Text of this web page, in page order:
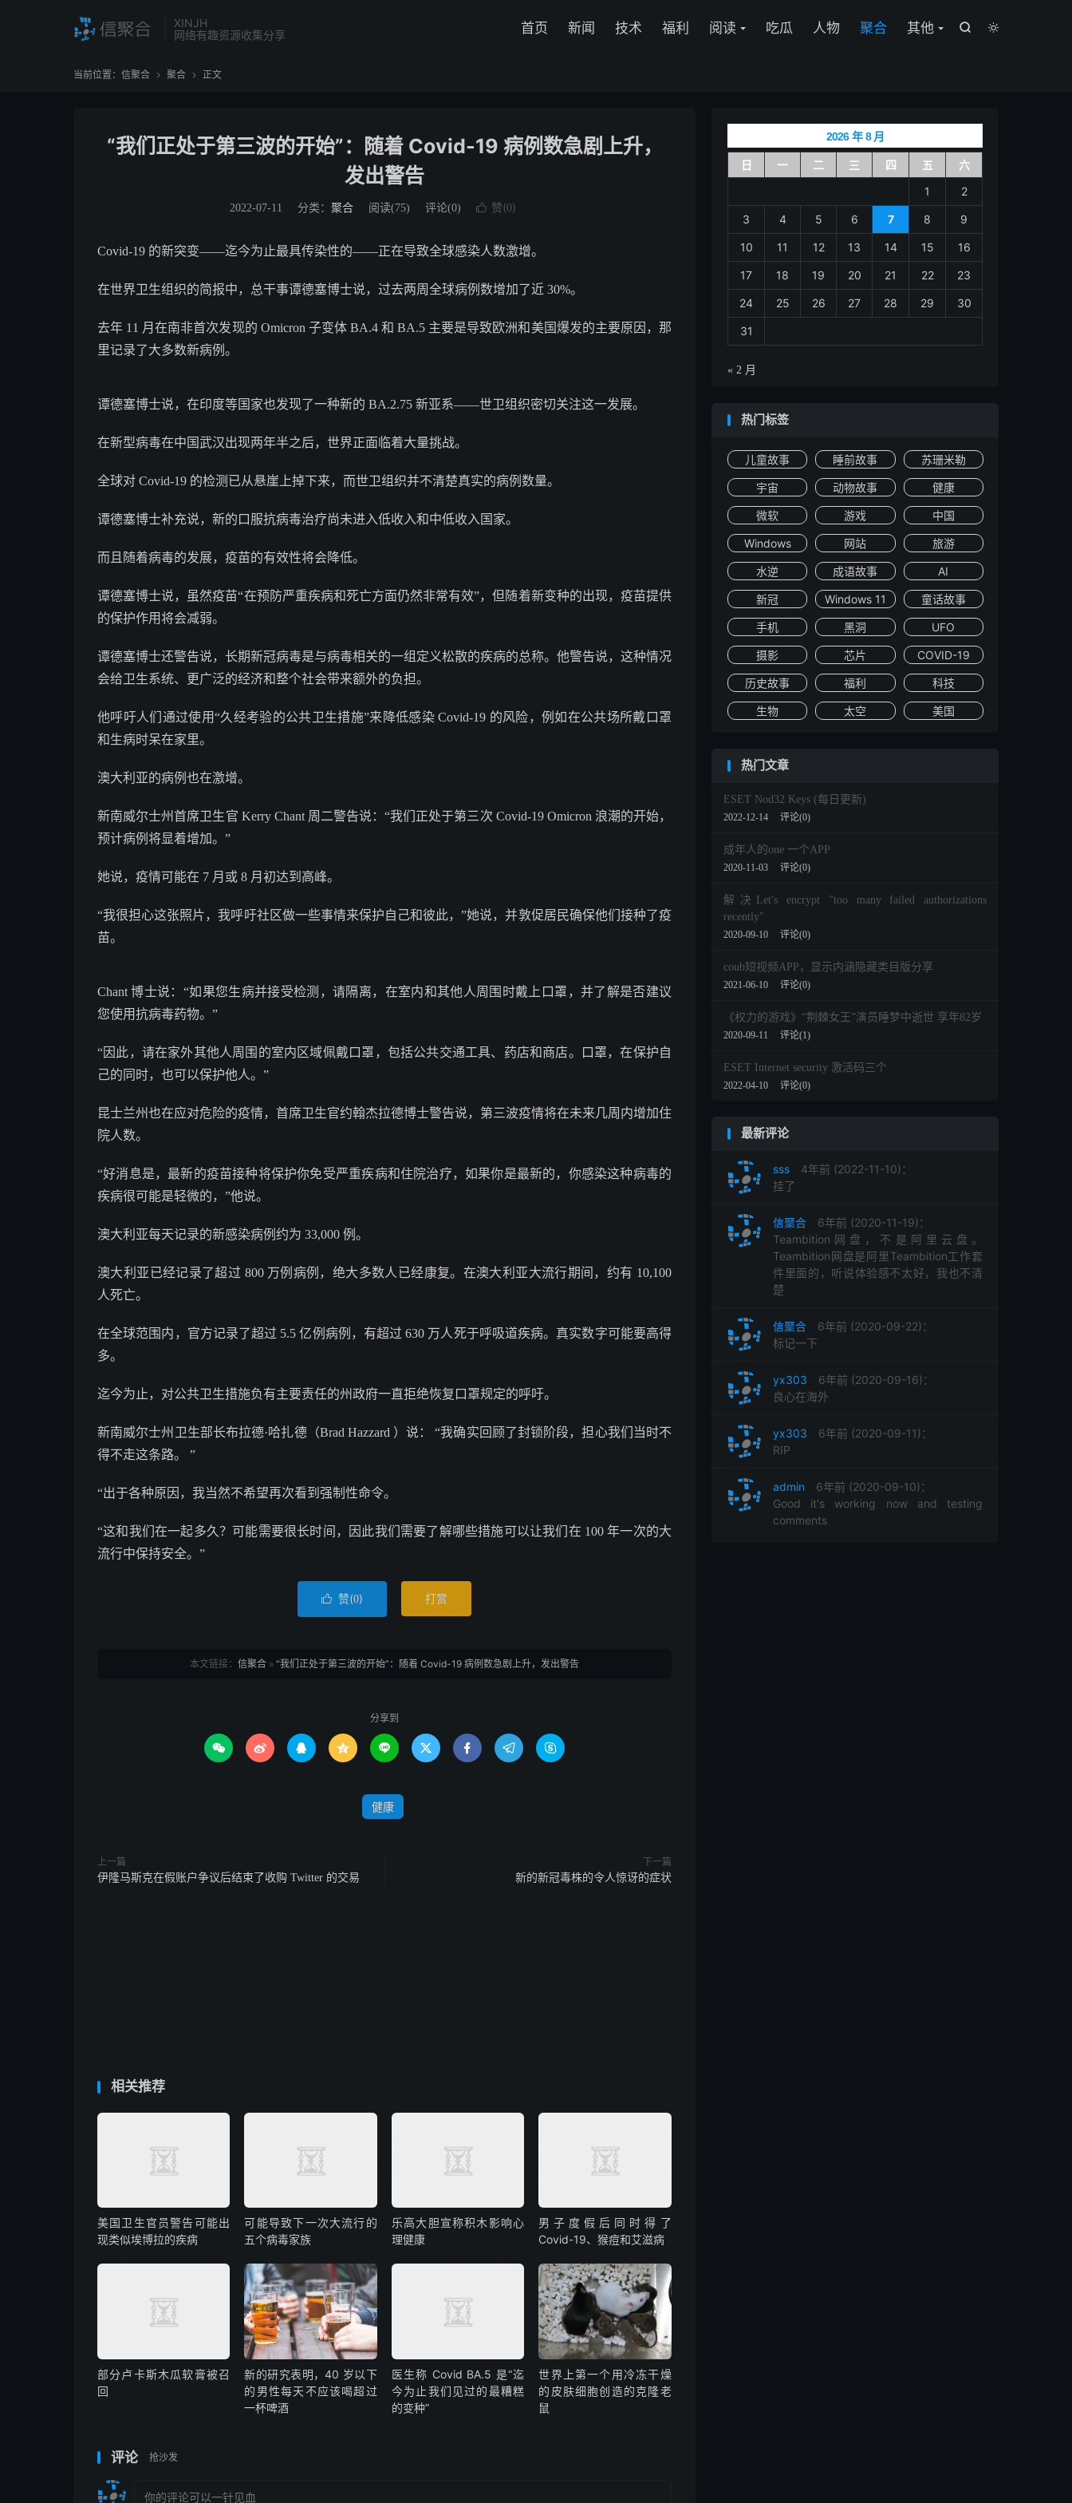
XINJH
网络有趣资源收集分享


首页 新闻 技术 福利 阅读 吃瓜 人物 聚合 其他
当前位置： 信聚合  聚合  正文
“我们正处于第三波的开始”：随着 Covid-19 病例数急剧上升，
发出警告
2022-07-11 分类： 聚合 阅读(75) 评论(0)  赞(0)
Covid-19 的新突变——迄今为止最具传染性的——正在导致全球感染人数激增。
在世界卫生组织的简报中，总干事谭德塞博士说，过去两周全球病例数增加了近 30%。
去年 11 月在南非首次发现的 Omicron 子变体 BA.4 和 BA.5 主要是导致欧洲和美国爆发的主要原因，那
里记录了大多数新病例。
谭德塞博士说，在印度等国家也发现了一种新的 BA.2.75 新亚系——世卫组织密切关注这一发展。
在新型病毒在中国武汉出现两年半之后，世界正面临着大量挑战。
全球对 Covid-19 的检测已从悬崖上掉下来，而世卫组织并不清楚真实的病例数量。
谭德塞博士补充说，新的口服抗病毒治疗尚未进入低收入和中低收入国家。
而且随着病毒的发展，疫苗的有效性将会降低。
谭德塞博士说，虽然疫苗“在预防严重疾病和死亡方面仍然非常有效”，但随着新变种的出现，疫苗提供
的保护作用将会减弱。
谭德塞博士还警告说，长期新冠病毒是与病毒相关的一组定义松散的疾病的总称。他警告说，这种情况
会给卫生系统、更广泛的经济和整个社会带来额外的负担。
他呼吁人们通过使用“久经考验的公共卫生措施”来降低感染 Covid-19 的风险，例如在公共场所戴口罩
和生病时呆在家里。
澳大利亚的病例也在激增。
新南威尔士州首席卫生官 Kerry Chant 周二警告说：“我们正处于第三次 Covid-19 Omicron 浪潮的开始，
预计病例将显着增加。”
她说，疫情可能在 7 月或 8 月初达到高峰。
“我很担心这张照片，我呼吁社区做一些事情来保护自己和彼此，”她说，并敦促居民确保他们接种了疫
苗。
Chant 博士说：“如果您生病并接受检测，请隔离，在室内和其他人周围时戴上口罩，并了解是否建议
您使用抗病毒药物。”
“因此，请在家外其他人周围的室内区域佩戴口罩，包括公共交通工具、药店和商店。口罩，在保护自
己的同时，也可以保护他人。”
昆士兰州也在应对危险的疫情，首席卫生官约翰杰拉德博士警告说，第三波疫情将在未来几周内增加住
院人数。
“好消息是，最新的疫苗接种将保护你免受严重疾病和住院治疗，如果你是最新的，你感染这种病毒的
疾病很可能是轻微的，”他说。
澳大利亚每天记录的新感染病例约为 33,000 例。
澳大利亚已经记录了超过 800 万例病例，绝大多数人已经康复。在澳大利亚大流行期间，约有 10,100
人死亡。
在全球范围内，官方记录了超过 5.5 亿例病例，有超过 630 万人死于呼吸道疾病。真实数字可能要高得
多。
迄今为止，对公共卫生措施负有主要责任的州政府一直拒绝恢复口罩规定的呼吁。
新南威尔士州卫生部长布拉德·哈扎德（Brad Hazzard ）说： “我确实回顾了封锁阶段，担心我们当时不
得不走这条路。 ”
“出于各种原因，我当然不希望再次看到强制性命令。
“这和我们在一起多久？可能需要很长时间，因此我们需要了解哪些措施可以让我们在 100 年一次的大
流行中保持安全。”
 赞(0) 打赏
本文链接： 信聚合 » “我们正处于第三波的开始”：随着 Covid-19 病例数急剧上升，发出警告
分享到
        
健康
上一篇
伊隆马斯克在假账户争议后结束了收购 Twitter 的交易
下一篇
新的新冠毒株的令人惊讶的症状
相关推荐
美国卫生官员警告可能出
现类似埃博拉的疾病
可能导致下一次大流行的
五个病毒家族
乐高大胆宣称积木影响心
理健康
男子度假后同时得了
Covid-19、猴痘和艾滋病
部分卢卡斯木瓜软膏被召
回
新的研究表明，40 岁以下
的男性每天不应该喝超过
一杯啤酒
医生称 Covid BA.5 是“迄
今为止我们见过的最糟糕
的变种”
世界上第一个用冷冻干燥
的皮肤细胞创造的克隆老
鼠
评论 抢沙发
2026 年 8 月
日 一 二 三 四 五
六
1
2
3 4 5 6 7 8 9
10 11 12 13 14 15 16
17 18 19 20 21 22 23
24 25 26 27 28 29 30
31
« 2 月
热门标签
儿童故事 睡前故事 苏珊米勒
宇宙 动物故事 健康
微软 游戏 中国
Windows 网站 旅游
水逆 成语故事 AI
新冠 Windows 11 童话故事
手机 黑洞 UFO
摄影 芯片 COVID-19
历史故事 福利 科技
生物 太空 美国
热门文章
ESET Nod32 Keys (每日更新)
2022-12-14 评论(0)
成年人的one 一个APP
2020-11-03 评论(0)
解决Let's encrypt "too many failed authorizations
recently"
2020-09-10 评论(0)
coub短视频APP，显示内涵隐藏类目版分享
2021-06-10 评论(0)
《权力的游戏》“荆棘女王”演员睡梦中逝世 享年82岁
2020-09-11 评论(1)
ESET Internet security 激活码三个
2022-04-10 评论(0)
最新评论
sss
4年前 (2022-11-10)：
挂了
信聚合
6年前 (2020-11-19)：
Teambition网盘，不是阿里云盘。
Teambition网盘是阿里Teambition工作套
件里面的，听说体验感不太好，我也不清
楚
信聚合
6年前 (2020-09-22)：
标记一下
yx303
6年前 (2020-09-16)：
良心在海外
yx303
6年前 (2020-09-11)：
RIP
admin
6年前 (2020-09-10)：
Good it's working now and testing
comments